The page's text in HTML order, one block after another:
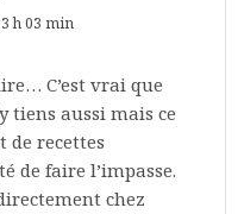
h 03 min
C’est vrai que
tiens aussi mais ce
recettes
de faire l’impasse.
chez